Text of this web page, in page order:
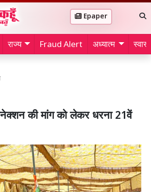
Epaper
राज्य Fraud Alert अध्यात्म
की मांग को लेकर धरना 21वें